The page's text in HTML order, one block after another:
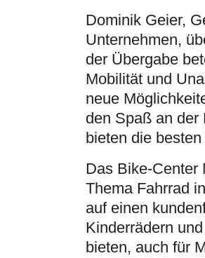
Dominik Geier,
Unternehmen,
der Übergabe
Mobilität und
neue
den Spaß an der
bieten die
Das Bike-Center
Thema Fahrrad
auf einen
Kinderrädern
bieten, auch für